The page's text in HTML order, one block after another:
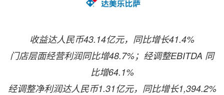
收益达人民币43.14亿元，同比增长41.4%
门店层面经营利润同比增48.7%；经调整EBITDA 同
比增64.1%
经调整净利润达人民币1.31亿元，同比增长1,394.2%